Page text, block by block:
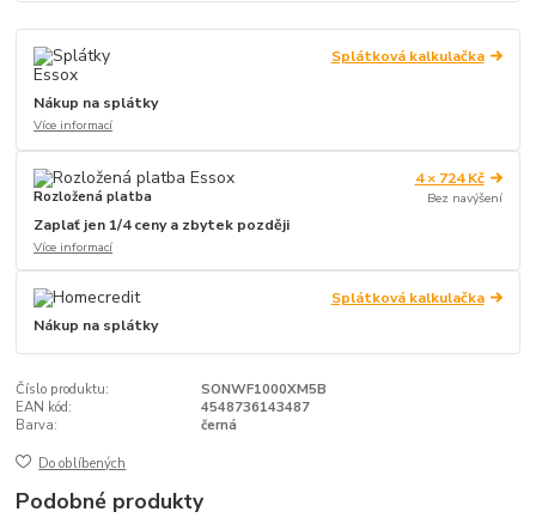
Splátková kalkulačka
Nákup na splátky
Více informací
Rozložená platba
4 × 724 Kč
Bez navýšení
Zaplať jen 1/4 ceny a zbytek později
Více informací
Splátková kalkulačka
Nákup na splátky
Číslo produktu:
SONWF1000XM5B
EAN kód:
4548736143487
Barva:
černá
Do oblíbených
Podobné produkty